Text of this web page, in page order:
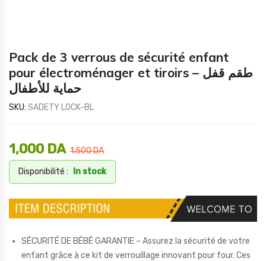
Pack de 3 verrous de sécurité enfant
pour électroménager et tiroirs – طقم قفل
حماية للأطفال
SKU: SADETY LOCK-BL
1,500DA
1,000 DA
Disponibilité : In stock
SÉCURITÉ DE BÉBÉ GARANTIE – Assurez la sécurité de votre
enfant grâce à ce kit de verrouillage innovant pour four. Ces